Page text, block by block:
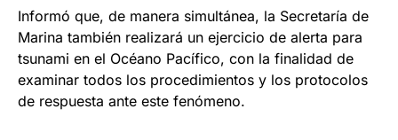
Informó que, de manera simultánea, la Secretaría de
Marina también realizará un ejercicio de alerta para
tsunami en el Océano Pacífico, con la finalidad de
examinar todos los procedimientos y los protocolos
de respuesta ante este fenómeno.